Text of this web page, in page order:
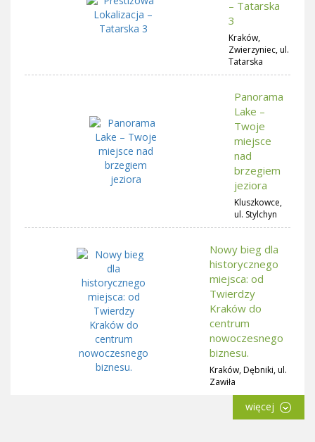
– Tatarska
3
Kraków,
Zwierzyniec, ul.
Tatarska
Panorama
Lake –
Twoje
miejsce
nad
brzegiem
jeziora
Kluszkowce,
ul. Stylchyn
Nowy bieg dla
historycznego
miejsca: od
Twierdzy
Kraków do
centrum
nowoczesnego
biznesu.
Kraków, Dębniki, ul.
Zawiła
więcej